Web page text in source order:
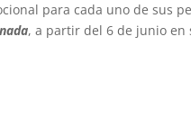
para cada uno de sus
, a partir del 6 de junio en